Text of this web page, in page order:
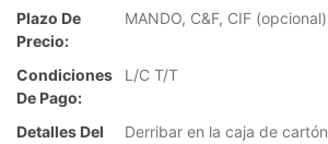
Plazo De
Precio:
MANDO, C&F, CIF (opcional)
Condiciones
De Pago:
L/C T/T
Detalles Del
Derribar en la caja de cartón